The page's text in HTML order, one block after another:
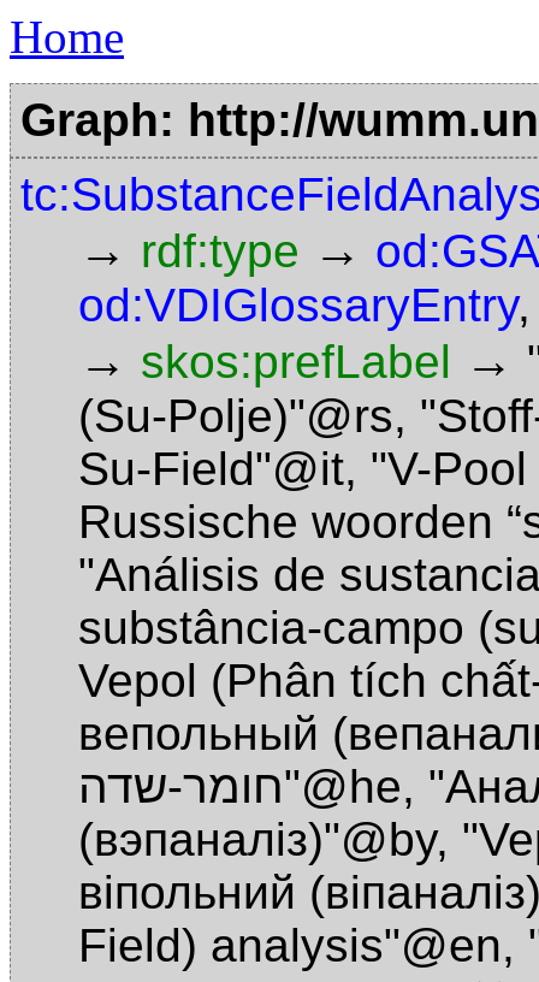
Home
Graph: http://
→ rdf:type →
od:VDIGlossaryEntry
→ skos:prefLabel →
(Su-Polje)"@rs,
Su-Field"@it, "V-
Russische woorden
"Análisis de
substância-campo
Vepol (Phân tích
вепольный
חומר-שדה"@he,
(вэпаналіз)"@by,
вiпольний
Field) analysis"@en,